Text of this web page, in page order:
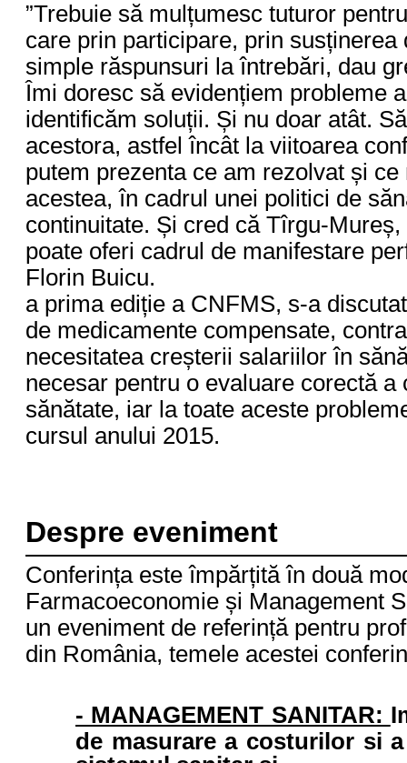
”Trebuie să mulțumesc tuturor
care prin participare, prin
simple răspunsuri la întrebări, dau
Îmi doresc să evidențiem probleme
identificăm soluții. Și nu doar atât.
acestora, astfel încât la viitoarea
putem prezenta ce am rezolvat și
acestea, în cadrul unei politici de
continuitate. Și cred că Tîrgu-
poate oferi cadrul de manifestare
Florin Buicu.
a prima ediție a CNFMS, s-a
de medicamente compensate,
necesitatea creșterii salariilor în
necesar pentru o evaluare corectă
sănătate, iar la toate aceste
cursul anului 2015.
Despre eveniment
Conferința este împărțită în două
Farmacoeconomie și Management
un eveniment de referință pentru
din România, temele acestei
- MANAGEMENT SANITAR:
de masurare a costurilor si